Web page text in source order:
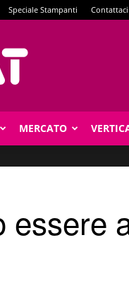
Speciale Stampanti Contattaci
MERCATO
essere